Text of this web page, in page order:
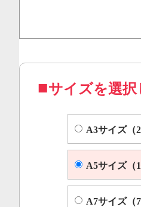
コピー機やレーザープ
サイズを選
A3サイズ（
A5サイズ（
A7サイズ（